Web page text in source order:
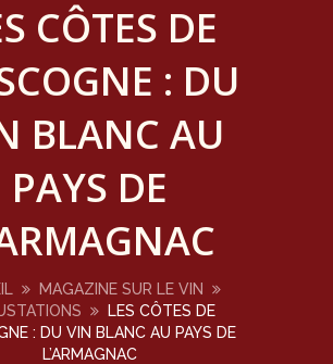
CÔTES DE
: DU
BLANC AU
PAYS DE
MAGAZINE SUR LE VIN
LES CÔTES DE
: DU VIN BLANC AU PAYS DE
L’ARMAGNAC